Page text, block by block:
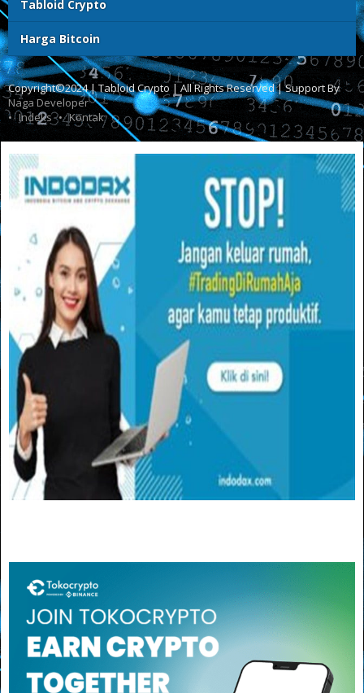
Tabloid Crypto
Harga Bitcoin
Copyright©2024 | Tabloid Crypto | All Rights Reserved | Support By
Naga Developer
Indeks
Kontak